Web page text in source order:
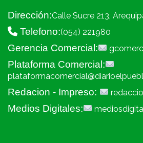
Dirección:Calle Sucre 213,
Telefono:(054) 221980
Gerencia Comercial:
Plataforma Comercial:
Redacion - Impreso:
Medios Digitales: